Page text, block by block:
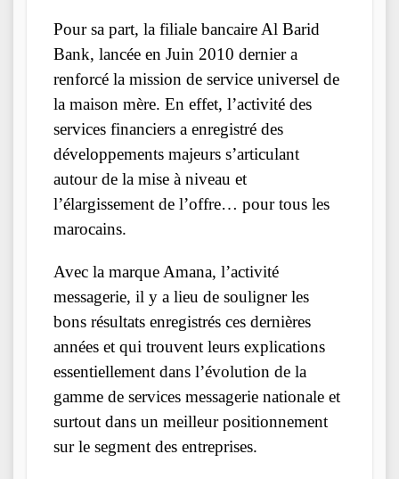
Pour sa part, la filiale bancaire Al Barid
Bank, lancée en Juin 2010 dernier a
renforcé la mission de service universel de
la maison mère. En effet, l’activité des
services financiers a enregistré des
développements majeurs s’articulant
autour de la mise à niveau et
l’élargissement de l’offre… pour tous les
marocains.
Avec la marque Amana, l’activité
messagerie, il y a lieu de souligner les
bons résultats enregistrés ces dernières
années et qui trouvent leurs explications
essentiellement dans l’évolution de la
gamme de services messagerie nationale et
surtout dans un meilleur positionnement
sur le segment des entreprises.